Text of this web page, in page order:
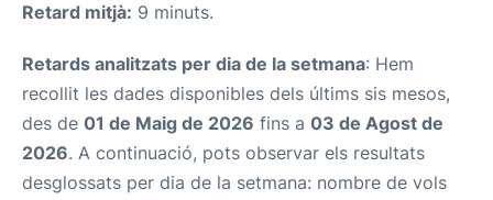
Retard mitjà: 9 minuts.
Retards analitzats per dia de la setmana: Hem
recollit les dades disponibles dels últims sis mesos,
des de 01 de Maig de 2026 fins a 03 de Agost de
2026. A continuació, pots observar els resultats
desglossats per dia de la setmana: nombre de vols